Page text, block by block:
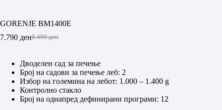
GORENJE BM1400E
8.490ден
Original
8.490 ден.
7.790 денCurrent
7.790 ден.
Дводелен сад за печење
Број на садови за печење леб: 2
Избор на големина на лебот: 1.000 – 1.400 g
Контролно стакло
Број на oднапред дефинирани програми: 12